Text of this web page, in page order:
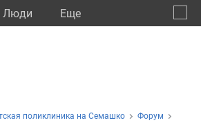
Люди Eще
поликлиника на Семашко
Форум